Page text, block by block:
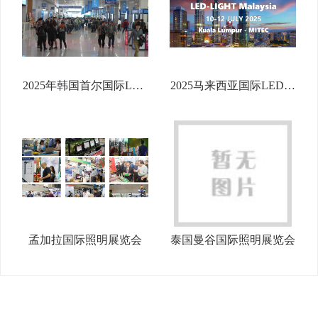
2025年韩国首尔国际LED
2025马来西亚国际LED照
孟加拉国际照明展览会 泰国曼谷国际照明展览会